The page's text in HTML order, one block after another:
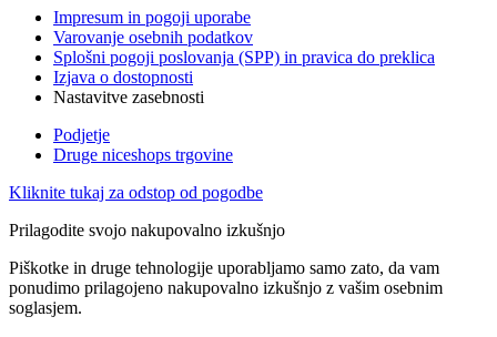
Impresum in pogoji uporabe
Varovanje osebnih podatkov
Splošni pogoji poslovanja (SPP) in pravica do preklica
Izjava o dostopnosti
Nastavitve zasebnosti
Podjetje
Druge niceshops trgovine
Kliknite tukaj za odstop od pogodbe
Prilagodite svojo nakupovalno izkušnjo
Piškotke in druge tehnologije uporabljamo samo zato, da vam
ponudimo prilagojeno nakupovalno izkušnjo z vašim osebnim
soglasjem.